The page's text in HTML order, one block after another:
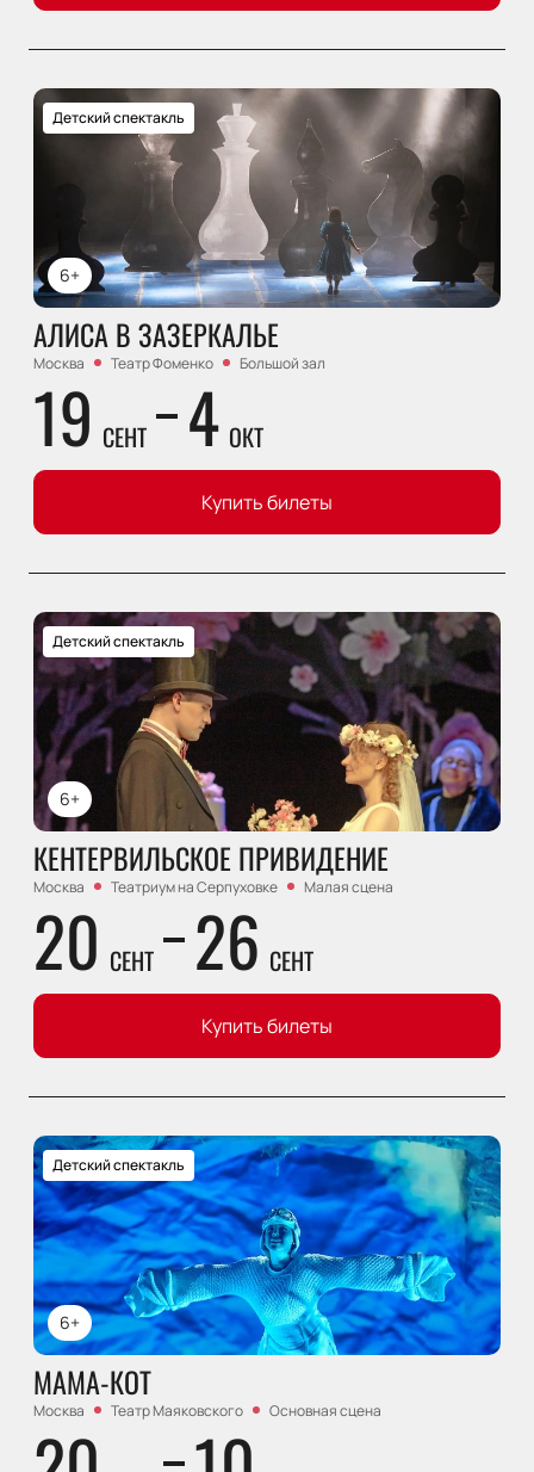
6+
Детский спектакль
АЛИСА В ЗАЗЕРКАЛЬЕ
Москва Театр Фоменко Большой зал
19 СЕНТ 4 ОКТ
Купить билеты
6+
Детский спектакль
КЕНТЕРВИЛЬСКОЕ ПРИВИДЕНИЕ
Москва Театриум на Серпуховке Малая сцена
20 СЕНТ 26 СЕНТ
Купить билеты
6+
Детский спектакль
МАМА-КОТ
Москва Театр Маяковского Основная сцена